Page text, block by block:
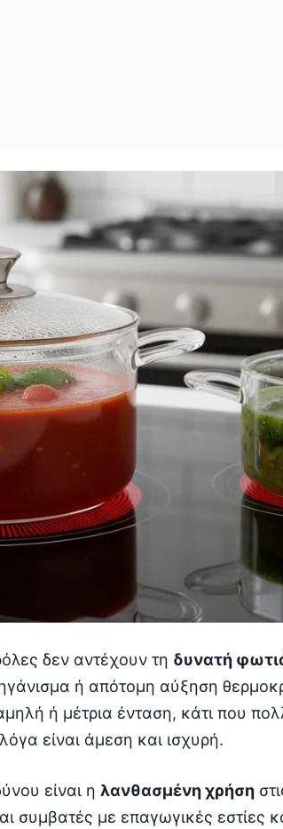
δεν αντέχουν τη δυνατή
ή απότομη αύξηση
ή μέτρια ένταση, κάτι που
είναι άμεση και ισχυρή.
είναι η λανθασμένη χρήση
συμβατές με επαγωγικές εστίες